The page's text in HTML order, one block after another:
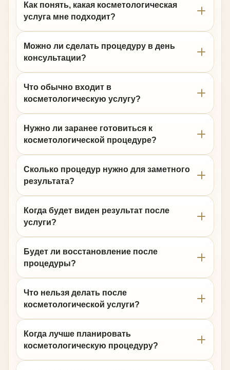
Как понять, какая косметологическая
услуга мне подходит?
Можно ли сделать процедуру в день
консультации?
Что обычно входит в
косметологическую услугу?
Нужно ли заранее готовиться к
косметологической процедуре?
Сколько процедур нужно для заметного
результата?
Когда будет виден результат после
услуги?
Будет ли восстановление после
процедуры?
Что нельзя делать после
косметологической услуги?
Когда лучше планировать
косметологическую процедуру?